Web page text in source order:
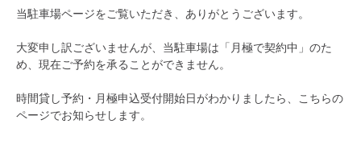
月極契約中
0:00～24:00
月極契約中
当駐車場ページをご覧いただき、ありがとうございます。
大変申し訳ございませんが、当駐車場は「月極で契約中」のた
め、現在ご予約を承ることができません。
時間貸し予約・月極申込受付開始日がわかりましたら、こちらの
ページでお知らせします。